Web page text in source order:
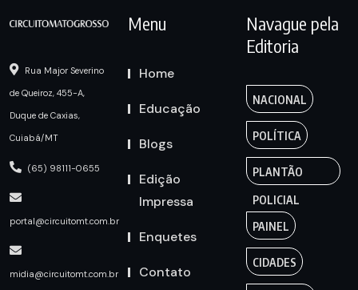
Rua Major Severino
de Queiroz, 455-A,
Duque de Caxias,
Cuiabá/MT
(65) 98111-0655
portal@circuitomt.com.br
midia@circuitomt.com.br
Menu
Home
Educação
Blogs
Edição
Impressa
Enquetes
Contato
Navague pela
Editoria
NACIONAL
POLÍTICA
PLANTÃO
POLICIAL
PAINEL
CIDADES